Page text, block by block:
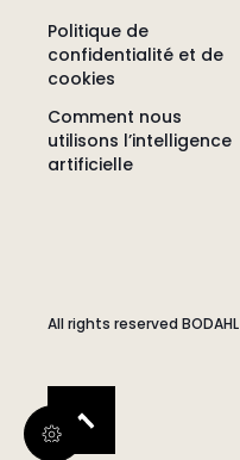
Politique de
confidentialité et de
cookies
Comment nous
utilisons l’intelligence
artificielle
All rights reserved BODAHL